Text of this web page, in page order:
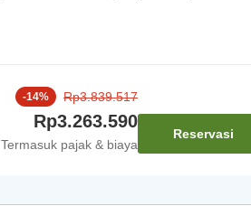
-14% Rp3.839.517
Rp3.263.590
Termasuk pajak & biaya
Reservasi